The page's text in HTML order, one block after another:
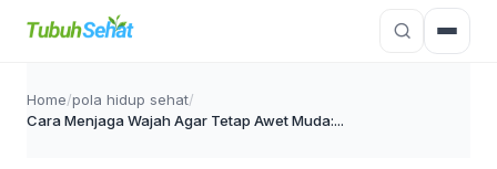
Home/pola hidup sehat/
Cara Menjaga Wajah Agar Tetap Awet Muda:...